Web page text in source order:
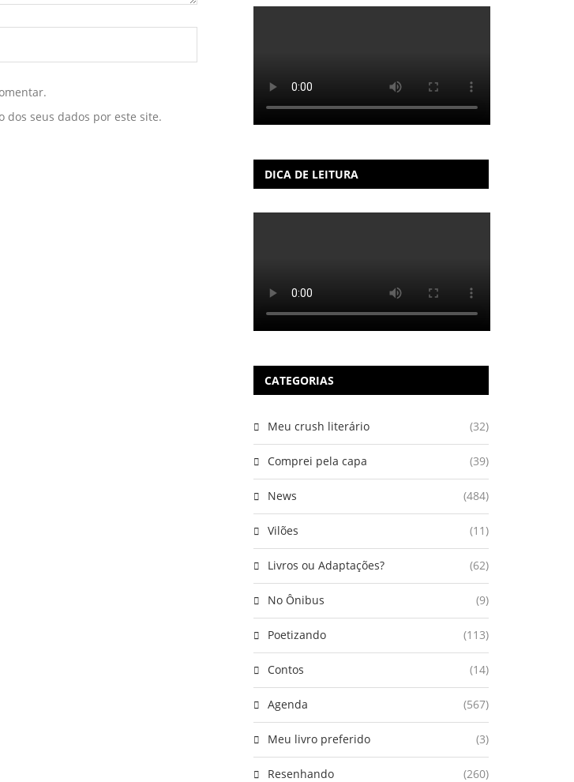
seus dados por este site.
DICA DE LEITURA
CATEGORIAS
Meu crush literário (32)
Comprei pela capa (39)
News (484)
Vilões (11)
Livros ou Adaptações? (62)
No Ônibus (9)
Poetizando (113)
Contos (14)
Agenda (567)
Meu livro preferido (3)
Resenhando (260)